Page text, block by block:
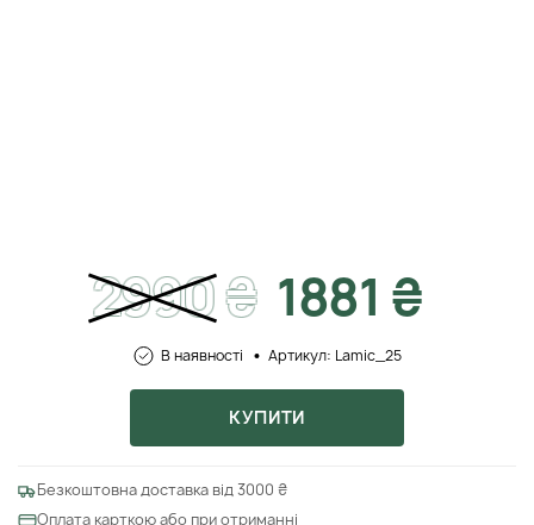
2990₴ 1881 ₴
В наявності Артикул: Lamic_25
КУПИТИ
Безкоштовна доставка від 3000 ₴
Оплата карткою або при отриманні